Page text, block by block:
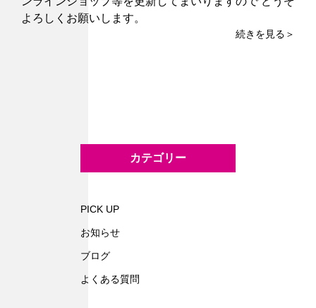
よろしくお願いします。
続きを見る＞
カテゴリー
PICK UP
お知らせ
ブログ
よくある質問